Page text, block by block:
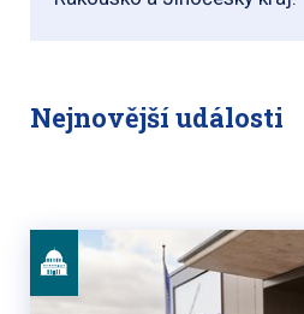
Nejnovější události